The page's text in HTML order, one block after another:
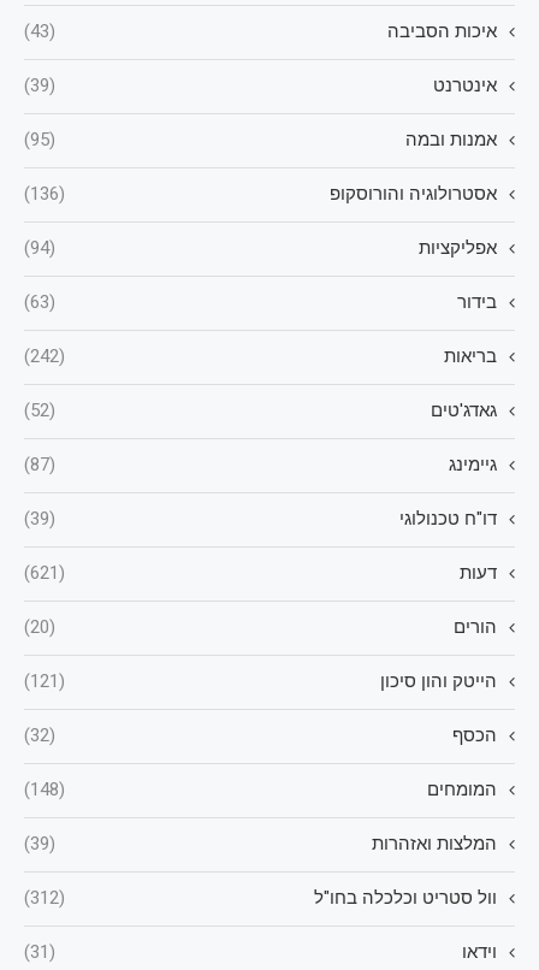
איכות הסביבה (43)
אינטרנט (39)
אמנות ובמה (95)
אסטרולוגיה והורוסקופ (136)
אפליקציות (94)
בידור (63)
בריאות (242)
גאדג'טים (52)
גיימינג (87)
דו"ח טכנולוגי (39)
דעות (621)
הורים (20)
הייטק והון סיכון (121)
הכסף (32)
המומחים (148)
המלצות ואזהרות (39)
וול סטריט וכלכלה בחו"ל (312)
וידאו (31)